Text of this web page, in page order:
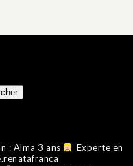
: Alma 3 ans
Experte en